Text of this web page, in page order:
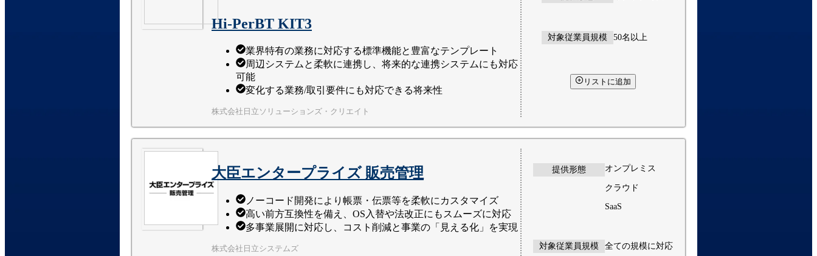
Hi-PerBT KIT3
業界特有の業務に対応する標準機能と豊富なテンプレート
周辺システムと柔軟に連携し、将来的な連携システムにも対応
可能
変化する業務/取引要件にも対応できる将来性
株式会社日立ソリューションズ・クリエイト
対象従業員規模 50名以上
リストに追加
大臣エンタープライズ 販売管理
ノーコード開発により帳票・伝票等を柔軟にカスタマイズ
高い前方互換性を備え、OS入替や法改正にもスムーズに対応
多事業展開に対応し、コスト削減と事業の「見える化」を実現
株式会社日立システムズ
提供形態 オンプレミス
クラウド
SaaS
対象従業員規模 全ての規模に対応